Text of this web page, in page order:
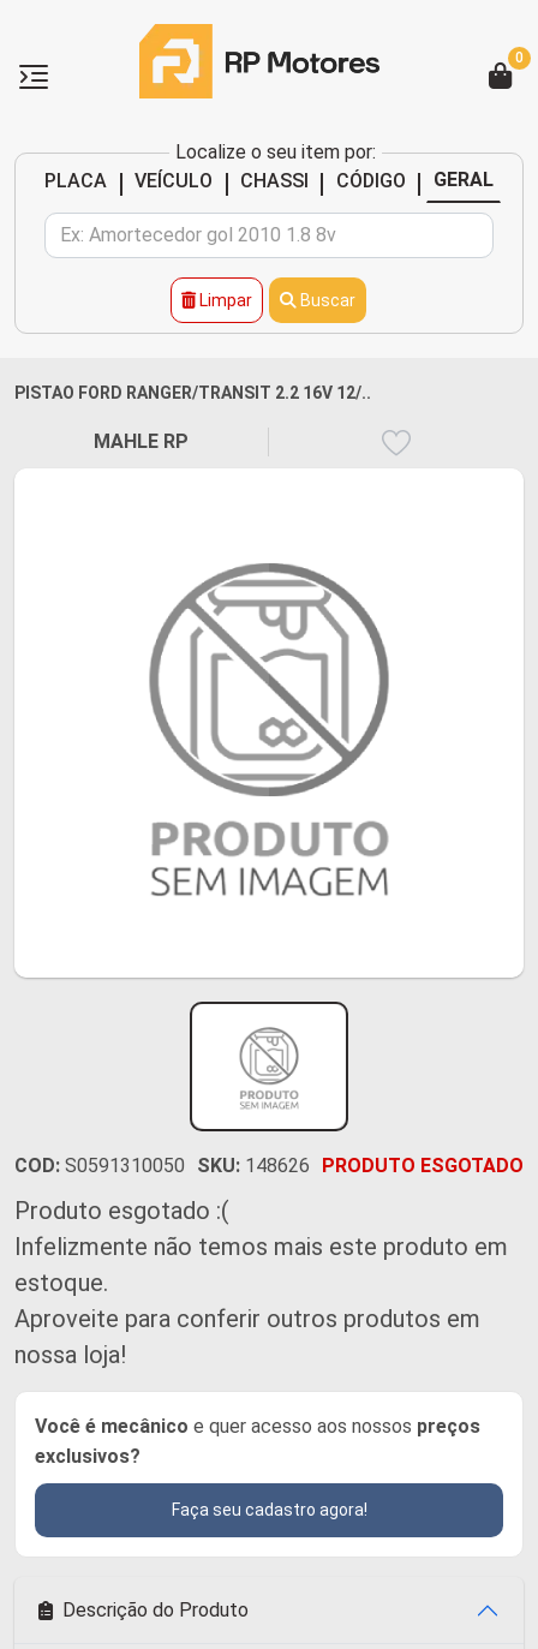
Localize o seu item por:
PLACA
| VEÍCULO | CHASSI | CÓDIGO | GERAL
Limpar Buscar
0
PISTAO FORD RANGER/TRANSIT 2.2 16V 12/..
MAHLE RP
COD: S0591310050 SKU: 148626 PRODUTO ESGOTADO
Produto esgotado :(
Infelizmente não temos mais este produto em
estoque.
Aproveite para conferir outros produtos em
nossa loja!
Você é mecânico e quer acesso aos nossos preços
exclusivos?
Faça seu cadastro agora!
Descrição do Produto